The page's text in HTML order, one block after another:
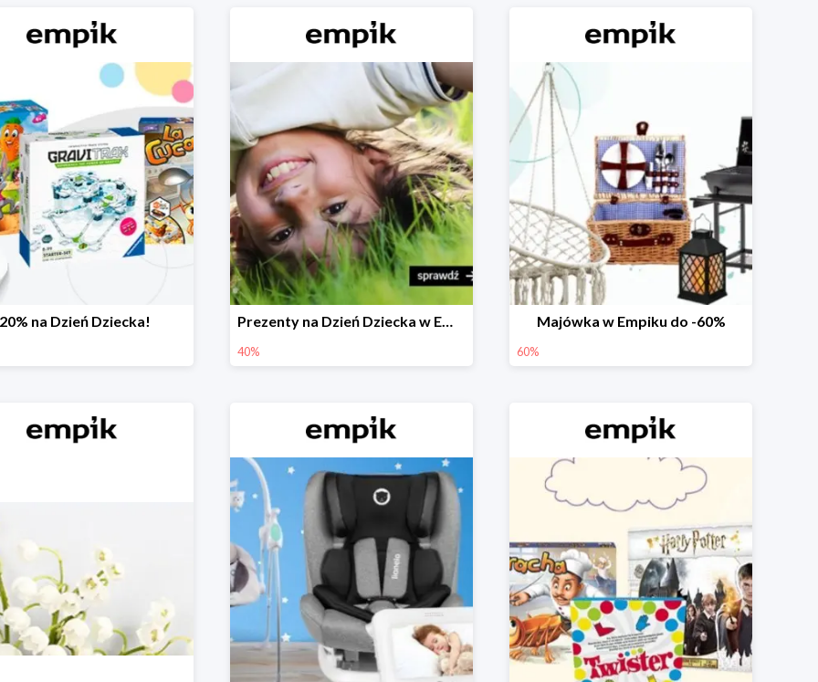
na Dzień Dziecka! Prezenty na Dzień Dziecka w Empiku do -40%
40%
Majówka w Empiku do -60%
60%